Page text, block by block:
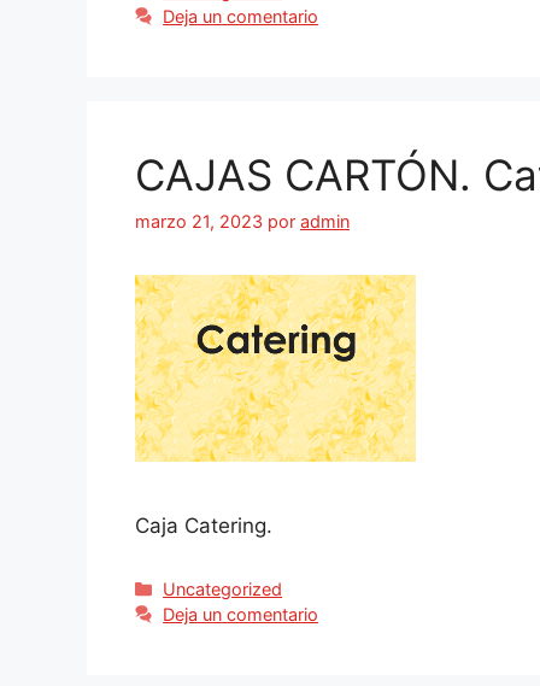
Deja un comentario
CAJAS CARTÓN.
marzo 21, 2023 por admin
Caja Catering.
Uncategorized
Deja un comentario